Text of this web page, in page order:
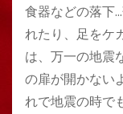
食器などの落下
れたり、足をケ
は、万一の地震
の扉が開かない
れで地震の時で